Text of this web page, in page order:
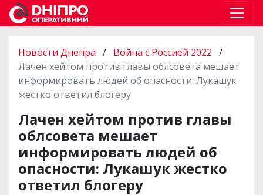
Новости Днепра / Война с Россией 2022 /
Лачен хейтом против главы облсовета мешает
информировать людей об опасности: Лукашук
жестко ответил блогеру
Лачен хейтом против главы
облсовета мешает
информировать людей об
опасности: Лукашук жестко
ответил блогеру